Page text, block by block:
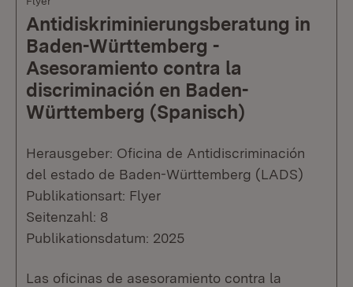
Antidiskriminierungsberatung in
Baden-Württemberg -
Asesoramiento contra la
discriminación en Baden-
Württemberg (Spanisch)
Herausgeber: Oficina de Antidiscriminación
del estado de Baden-Württemberg (LADS)
Publikationsart: Flyer
Seitenzahl: 8
Publikationsdatum: 2025
Las oficinas de asesoramiento contra la